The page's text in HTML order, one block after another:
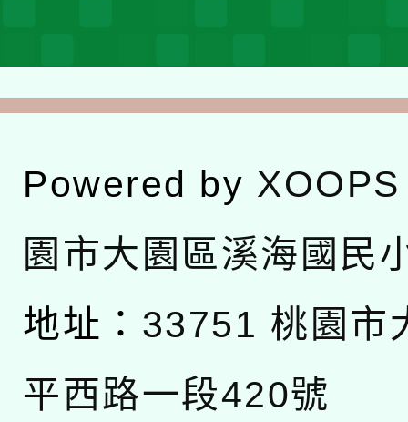
Powered by XOOPS
園市大園區溪海國民
地址： 33751 桃園市
平西路一段420號